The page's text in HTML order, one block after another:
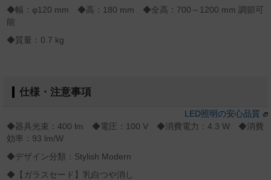
◆幅：φ120 mm ◆高：180 mm ◆全高：700～1200 mm 調節可
能
◆質量：0.7 kg
仕様・注意事項
LED照明の安心品質
◆器具光束：400 lm ◆電圧：100 V ◆消費電力：4.3 W ◆消費
効率：93 lm/W
◆デザイン分類：Stylish Modern
◆【ガラスセード】乳白つや消し